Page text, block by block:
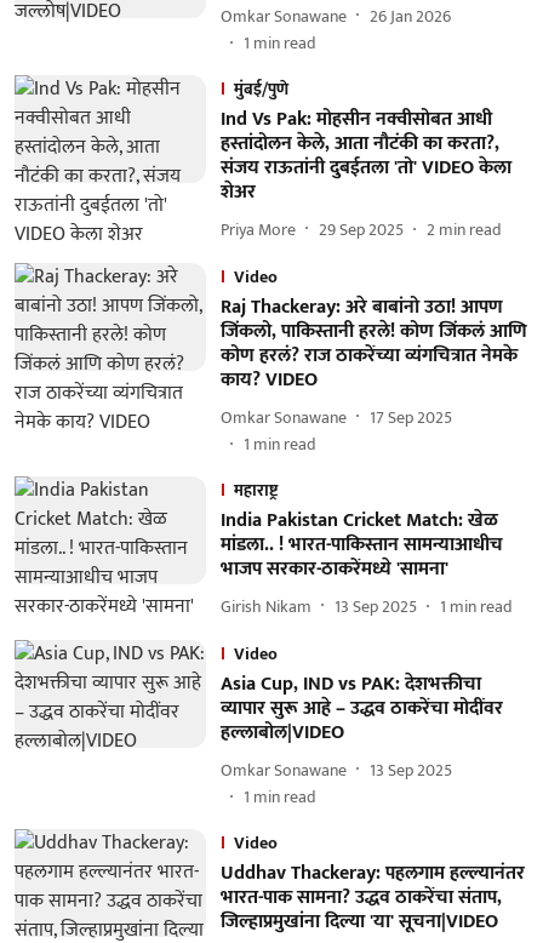
Omkar Sonawane
26 Jan 2026
1 min read
मुंबई/पुणे
Ind Vs Pak: मोहसीन नक्वीसोबत आधी
हस्तांदोलन केले, आता नौटंकी का करता?,
संजय राऊतांनी दुबईतला 'तो' VIDEO केला
शेअर
Priya More 29 Sep 2025 2min read
Video
Raj Thackeray: अरे बाबांनो उठा! आपण
जिंकलो, पाकिस्तानी हरले! कोण जिंकलं आणि
कोण हरलं? राज ठाकरेंच्या व्यंगचित्रात नेमके
काय? VIDEO
Omkar Sonawane
17 Sep 2025
1 min read
महाराष्ट्र
India Pakistan Cricket Match: खेळ
मांडला.. ! भारत-पाकिस्तान सामन्याआधीच
भाजप सरकार-ठाकरेंमध्ये 'सामना'
Girish Nikam 13 Sep 2025 1 min read
Video
Asia Cup, IND vs PAK: देशभक्तीचा
व्यापार सुरू आहे – उद्धव ठाकरेंचा मोदींवर
हल्लाबोल|VIDEO
Omkar Sonawane
13 Sep 2025
1 min read
Video
Uddhav Thackeray: पहलगाम हल्ल्यानंतर
भारत-पाक सामना? उद्धव ठाकरेंचा संताप,
जिल्हाप्रमुखांना दिल्या 'या' सूचना|VIDEO